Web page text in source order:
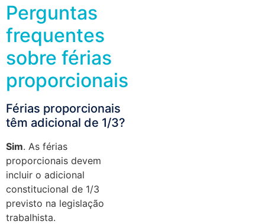
Perguntas
frequentes
sobre férias
proporcionais
Férias proporcionais
têm adicional de 1/3?
Sim. As férias
proporcionais devem
incluir o adicional
constitucional de 1/3
previsto na legislação
trabalhista.